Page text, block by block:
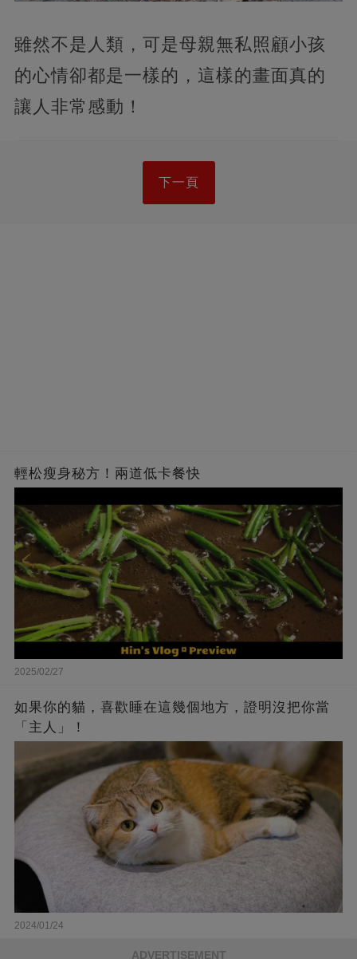
雖然不是人類，可是母親無私照顧小孩
的心情卻都是一樣的，這樣的畫面真的
讓人非常感動！
下一頁
輕松瘦身秘方！兩道低卡餐快
2025/02/27
如果你的貓，喜歡睡在這幾個地方，證明沒把你當
「主人」！
2024/01/24
ADVERTISEMENT